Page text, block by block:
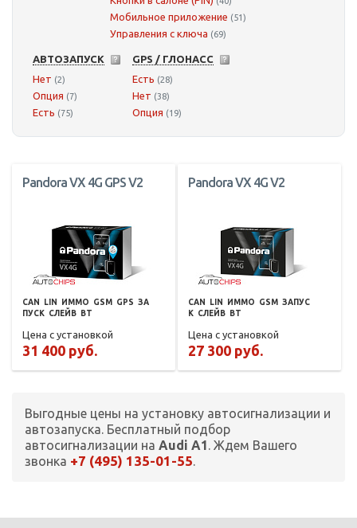
Мобильное приложение (51)
Управления с ключа (69)
АВТОЗАПУСК
Нет (2)
Опция (7)
Есть (75)
GPS / ГЛОНАСС
Есть (28)
Нет (38)
Опция (19)
Pandora VX 4G GPS V2
CAN LIN ИММО GSM GPS ЗА
ПУСК СЛЕЙВ BT
Цена с установкой
31 400 руб.
Pandora VX 4G V2
CAN LIN ИММО GSM ЗАПУС
К СЛЕЙВ BT
Цена с установкой
27 300 руб.
Выгодные цены на установку автосигнализации и
автозапуска. Бесплатный подбор
автосигнализации на Audi A1 . Ждем Вашего
звонка +7 (495) 135-01-55.